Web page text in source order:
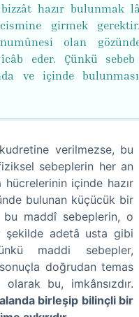
hazır bulunmak
girmek
olan
eder. Çünkü
ve içinde
kudretine verilmezse, bu
sebeplerin her an
içinde hazır
bulunan küçücük bir
maddî sebeplerin, o
adetâ usta gibi
maddi sebepler,
doğrudan temas
bu, imkânsızdır.
birleşip bilinçli bir